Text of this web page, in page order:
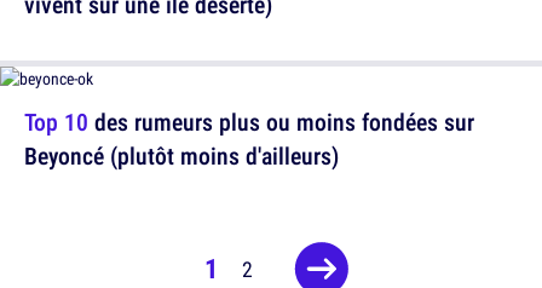
Top 10 des rumeurs plus ou moins fondées sur
Beyoncé (plutôt moins d'ailleurs)
1 2